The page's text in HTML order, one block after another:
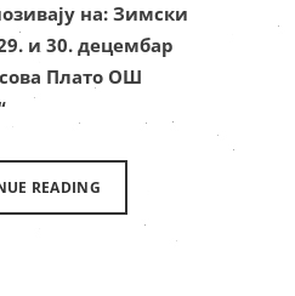
на: Зимски
и 30. децембар
Плато ОШ
READING